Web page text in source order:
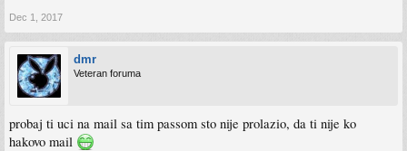
Dec 1, 2017
dmr
Veteran foruma
probaj ti uci na mail sa tim passom sto nije prolazio, da ti nije ko
hakovo mail